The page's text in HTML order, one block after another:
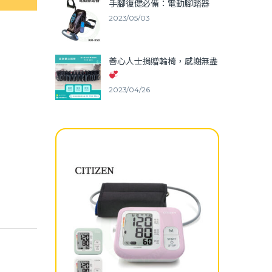
手腳復健必備：電動腳踏器
2023/05/03
善心人士捐贈輪椅，感謝無盡
2023/04/26